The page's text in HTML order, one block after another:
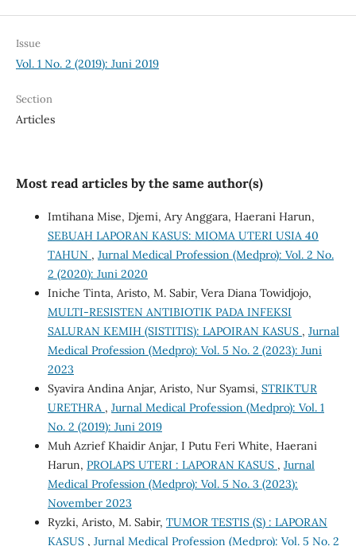
Issue
Vol. 1 No. 2 (2019): Juni 2019
Section
Articles
Most read articles by the same author(s)
Imtihana Mise, Djemi, Ary Anggara, Haerani Harun,
SEBUAH LAPORAN KASUS: MIOMA UTERI USIA 40
TAHUN , Jurnal Medical Profession (Medpro): Vol. 2 No.
2 (2020): Juni 2020
Iniche Tinta, Aristo, M. Sabir, Vera Diana Towidjojo,
MULTI-RESISTEN ANTIBIOTIK PADA INFEKSI
SALURAN KEMIH (SISTITIS): LAPOIRAN KASUS , Jurnal
Medical Profession (Medpro): Vol. 5 No. 2 (2023): Juni
2023
Syavira Andina Anjar, Aristo, Nur Syamsi, STRIKTUR
URETHRA , Jurnal Medical Profession (Medpro): Vol. 1
No. 2 (2019): Juni 2019
Muh Azrief Khaidir Anjar, I Putu Feri White, Haerani
Harun, PROLAPS UTERI : LAPORAN KASUS , Jurnal
Medical Profession (Medpro): Vol. 5 No. 3 (2023):
November 2023
Ryzki, Aristo, M. Sabir, TUMOR TESTIS (S) : LAPORAN
KASUS , Jurnal Medical Profession (Medpro): Vol. 5 No. 2